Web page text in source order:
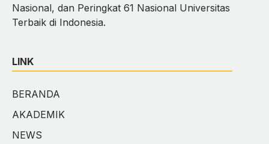
Nasional, dan Peringkat 61 Nasional Universitas
Terbaik di Indonesia.
LINK
BERANDA
AKADEMIK
NEWS